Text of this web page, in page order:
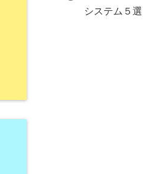
システム５選